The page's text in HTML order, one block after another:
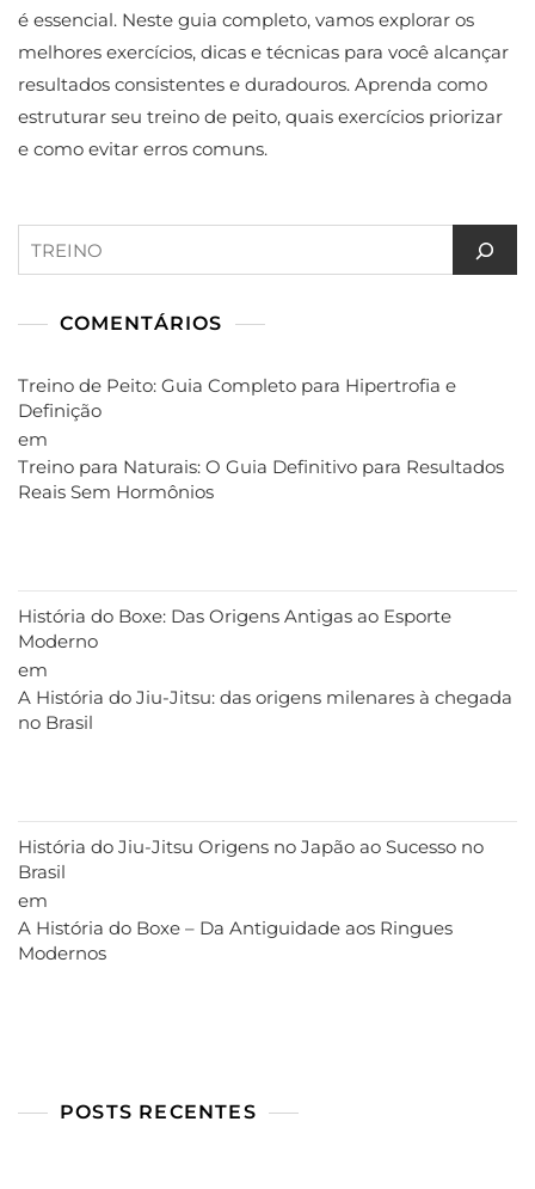
é essencial. Neste guia completo, vamos explorar os
melhores exercícios, dicas e técnicas para você alcançar
resultados consistentes e duradouros. Aprenda como
estruturar seu treino de peito, quais exercícios priorizar
e como evitar erros comuns.
COMENTÁRIOS
Treino de Peito: Guia Completo para Hipertrofia e
Definição
em
Treino para Naturais: O Guia Definitivo para Resultados
Reais Sem Hormônios
História do Boxe: Das Origens Antigas ao Esporte
Moderno
em
A História do Jiu-Jitsu: das origens milenares à chegada
no Brasil
História do Jiu-Jitsu Origens no Japão ao Sucesso no
Brasil
em
A História do Boxe – Da Antiguidade aos Ringues
Modernos
POSTS RECENTES